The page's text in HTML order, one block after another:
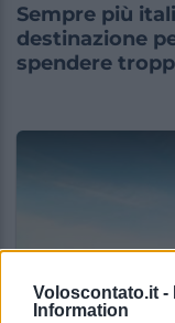
Voloscontato.it -
Information
Sempre più
destinazione
spendere